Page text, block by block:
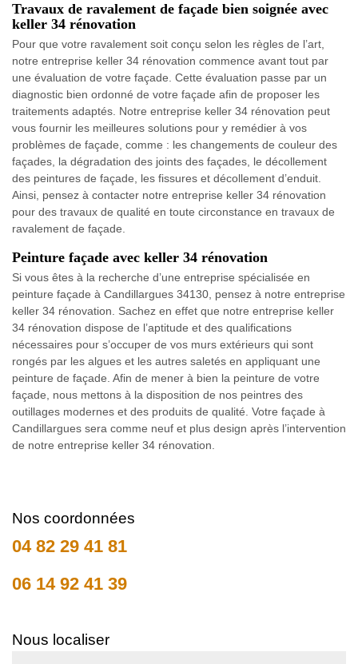
Travaux de ravalement de façade bien soignée avec
keller 34 rénovation
Pour que votre ravalement soit conçu selon les règles de l’art,
notre entreprise keller 34 rénovation commence avant tout par
une évaluation de votre façade. Cette évaluation passe par un
diagnostic bien ordonné de votre façade afin de proposer les
traitements adaptés. Notre entreprise keller 34 rénovation peut
vous fournir les meilleures solutions pour y remédier à vos
problèmes de façade, comme : les changements de couleur des
façades, la dégradation des joints des façades, le décollement
des peintures de façade, les fissures et décollement d’enduit.
Ainsi, pensez à contacter notre entreprise keller 34 rénovation
pour des travaux de qualité en toute circonstance en travaux de
ravalement de façade.
Peinture façade avec keller 34 rénovation
Si vous êtes à la recherche d’une entreprise spécialisée en
peinture façade à Candillargues 34130, pensez à notre entreprise
keller 34 rénovation. Sachez en effet que notre entreprise keller
34 rénovation dispose de l’aptitude et des qualifications
nécessaires pour s’occuper de vos murs extérieurs qui sont
rongés par les algues et les autres saletés en appliquant une
peinture de façade. Afin de mener à bien la peinture de votre
façade, nous mettons à la disposition de nos peintres des
outillages modernes et des produits de qualité. Votre façade à
Candillargues sera comme neuf et plus design après l’intervention
de notre entreprise keller 34 rénovation.
Nos coordonnées
04 82 29 41 81
06 14 92 41 39
Nous localiser